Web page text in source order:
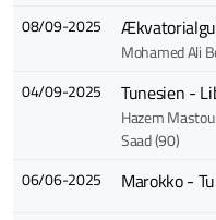
08/09-2025
Mohamed Ali
04/09-2025 Tunesien -
Hazem
Saad (90)
06/06-2025 Marokko -